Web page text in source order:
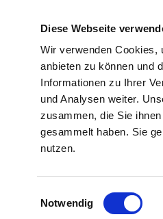
Diese Webseite
Wir verwenden Cookies,
anbieten zu können und
Informationen zu Ihrer
und Analysen weiter.
zusammen, die Sie
gesammelt haben. Sie
nutzen.
Einwilligungsauswahl
Notwendig